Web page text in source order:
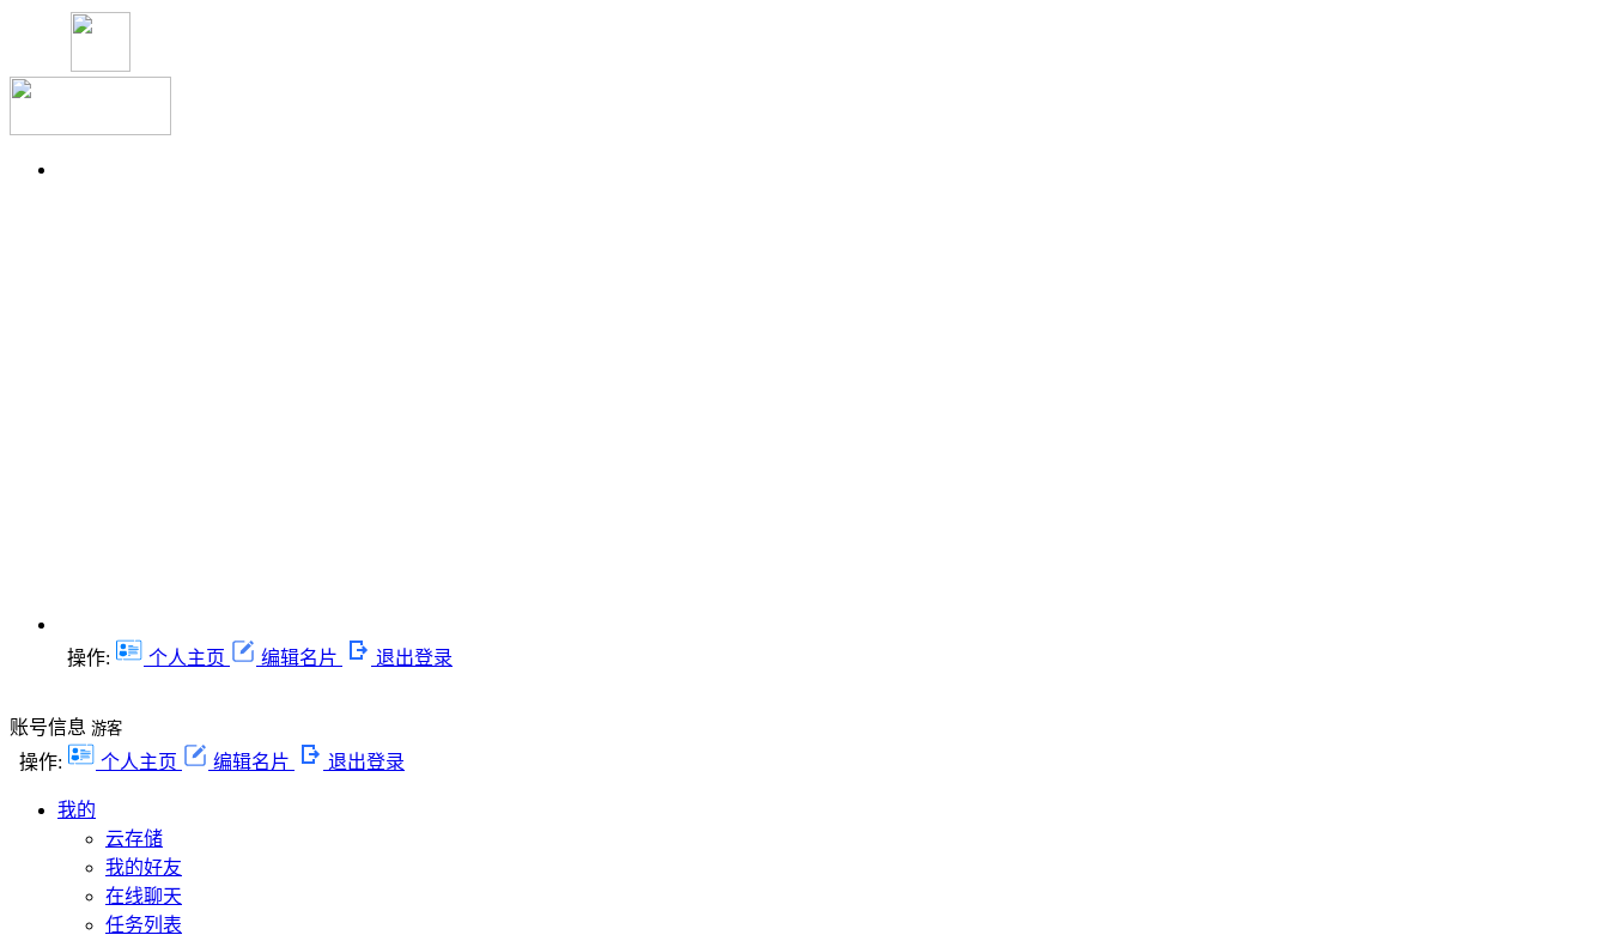
操作: 个人主页 编辑名片 退出登录
账号信息 游客
操作: 个人主页 编辑名片 退出登录
我的
云存储
我的好友
在线聊天
任务列表